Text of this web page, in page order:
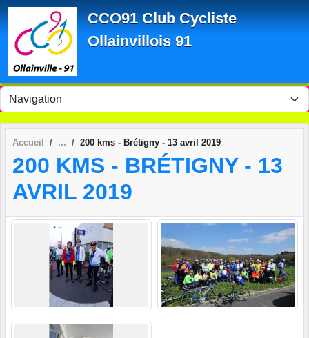
CCO91 Club Cycliste
Ollainvillois 91
Accueil 200 kms - Brétigny - 13 avril 2019
200 KMS - BRÉTIGNY - 13
AVRIL 2019
Panneau de gestion des cookies